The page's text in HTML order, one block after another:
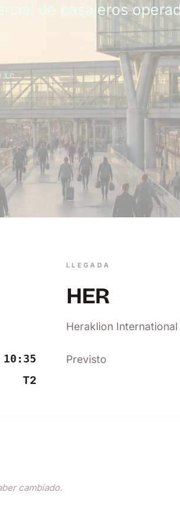
de pasajeros
10:35
T2
LLEGADA
HER
Heraklion
Previsto
cambiado.